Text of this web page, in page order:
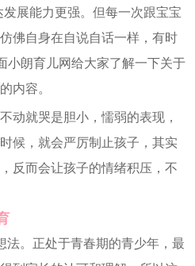
展能力更强。但每一次跟宝宝
佛自身在自说自话一样，有时
小朗育儿网给大家了解一下关于
的内容。
动就哭是胆小，懦弱的表现，
候，就会严厉制止孩子，其实
反而会让孩子的情绪积压，不
法。正处于青春期的青少年，最